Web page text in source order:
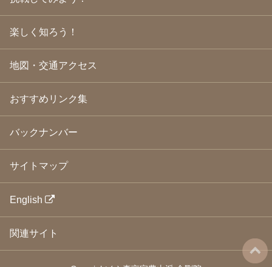
2009年3月(21)
2009年2月(19)
2009年1月(25)
2008年10月
(31)
2008年9月(24)
2008年8月(24)
2008年5月(21)
(24)
2008年2月 (21)
2008年1月(23)
2007年12月
2007年9月
2007年8月(26)
楽しく知ろう！
地図・交通アクセス
おすすめリンク集
バックナンバー
サイトマップ
English
関連サイト